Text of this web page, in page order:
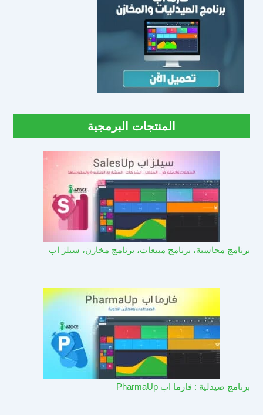
المنتجات البرمجية
برنامج محاسبة، برنامج مبيعات، برنامج مخازن، سيلز اب
برنامج صيدلية : فارما اب PharmaUp​